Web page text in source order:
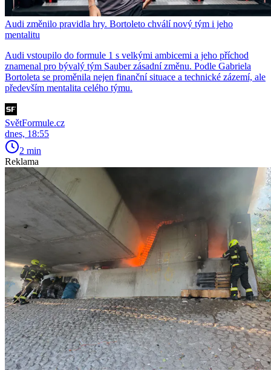
Audi změnilo pravidla hry. Bortoleto chválí nový tým i jeho
mentalitu
Audi vstoupilo do formule 1 s velkými ambicemi a jeho příchod
znamenal pro bývalý tým Sauber zásadní změnu. Podle Gabriela
Bortoleta se proměnila nejen finanční situace a technické zázemí, ale
především mentalita celého týmu.
SvětFormule.cz
dnes, 18:55
2 min
Reklama